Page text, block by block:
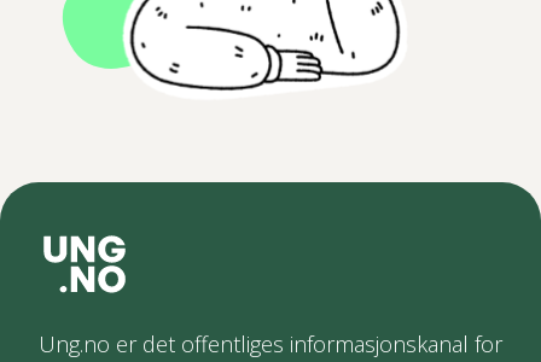
Ung.no er det offentliges informasjonskanal for